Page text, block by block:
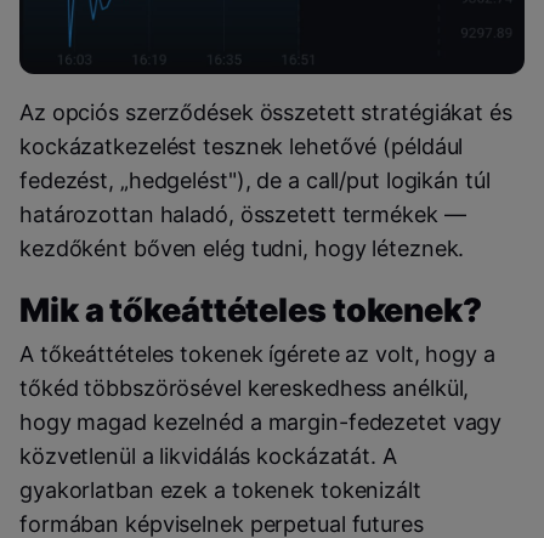
Az opciós szerződések összetett stratégiákat és
kockázatkezelést tesznek lehetővé (például
fedezést, „hedgelést"), de a call/put logikán túl
határozottan haladó, összetett termékek —
kezdőként bőven elég tudni, hogy léteznek.
Mik a tőkeáttételes tokenek?
A tőkeáttételes tokenek ígérete az volt, hogy a
tőkéd többszörösével kereskedhess anélkül,
hogy magad kezelnéd a margin-fedezetet vagy
közvetlenül a likvidálás kockázatát. A
gyakorlatban ezek a tokenek tokenizált
formában képviselnek perpetual futures